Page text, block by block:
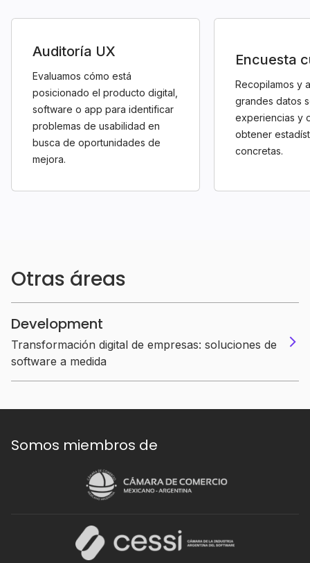
Auditoría UX
Evaluamos cómo está
posicionado el producto digital,
software o app para identificar
problemas de usabilidad en
busca de oportunidades de
mejora.
Encuesta
Recopilamos y
grandes datos
experiencias y
obtener
concretas.
Otras áreas
Development
Transformación digital de empresas: soluciones de
software a medida
Somos miembros de